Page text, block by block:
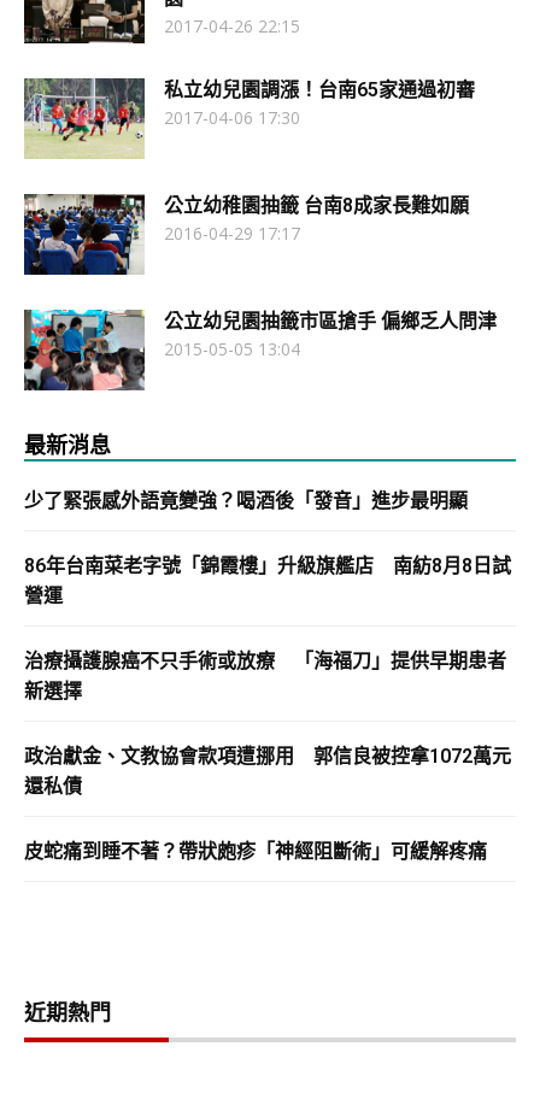
2017-04-26 22:15
私立幼兒園調漲！台南65家通過初審
2017-04-06 17:30
公立幼稚園抽籤 台南8成家長難如願
2016-04-29 17:17
公立幼兒園抽籤市區搶手 偏鄉乏人問津
2015-05-05 13:04
最新消息
少了緊張感外語竟變強？喝酒後「發音」進步最明顯
86年台南菜老字號「錦霞樓」升級旗艦店 南紡8月8日試
營運
治療攝護腺癌不只手術或放療 「海福刀」提供早期患者
新選擇
政治獻金、文教協會款項遭挪用 郭信良被控拿1072萬元
還私債
皮蛇痛到睡不著？帶狀皰疹「神經阻斷術」可緩解疼痛
近期熱門